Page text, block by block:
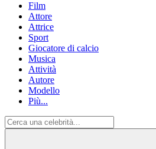
Film
Attore
Attrice
Sport
Giocatore di calcio
Musica
Attività
Autore
Modello
Più...